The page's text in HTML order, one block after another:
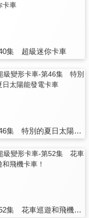
集 超級迷你卡車
第46集 特別的夏日太陽能發電卡車
第52集 花車巡遊和飛機卡車！